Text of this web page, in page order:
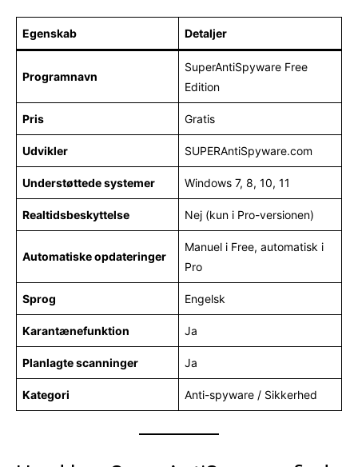
Egenskab Detaljer
Programnavn
SuperAntiSpyware Free
Edition
Pris Gratis
Udvikler SUPERAntiSpyware.com
Understøttede systemer Windows 7, 8, 10, 11
Realtidsbeskyttelse Nej (kun i Pro-versionen)
Automatiske opdateringer
Manuel i Free, automatisk i
Pro
Sprog Engelsk
Karantænefunktion Ja
Planlagte scanninger Ja
Kategori Anti-spyware / Sikkerhed